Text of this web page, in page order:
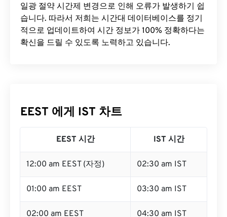
일광 절약 시간제 변경으로 인해 오류가 발생하기 쉽
습니다. 따라서 저희는 시간대 데이터베이스를 정기
적으로 업데이트하여 시간 정보가 100% 정확하다는
확신을 드릴 수 있도록 노력하고 있습니다.
EEST 에게 IST 차트
EEST 시간 IST 시간
12:00 am EEST (자정) 02:30 am IST
01:00 am EEST 03:30 am IST
02:00 am EEST 04:30 am IST